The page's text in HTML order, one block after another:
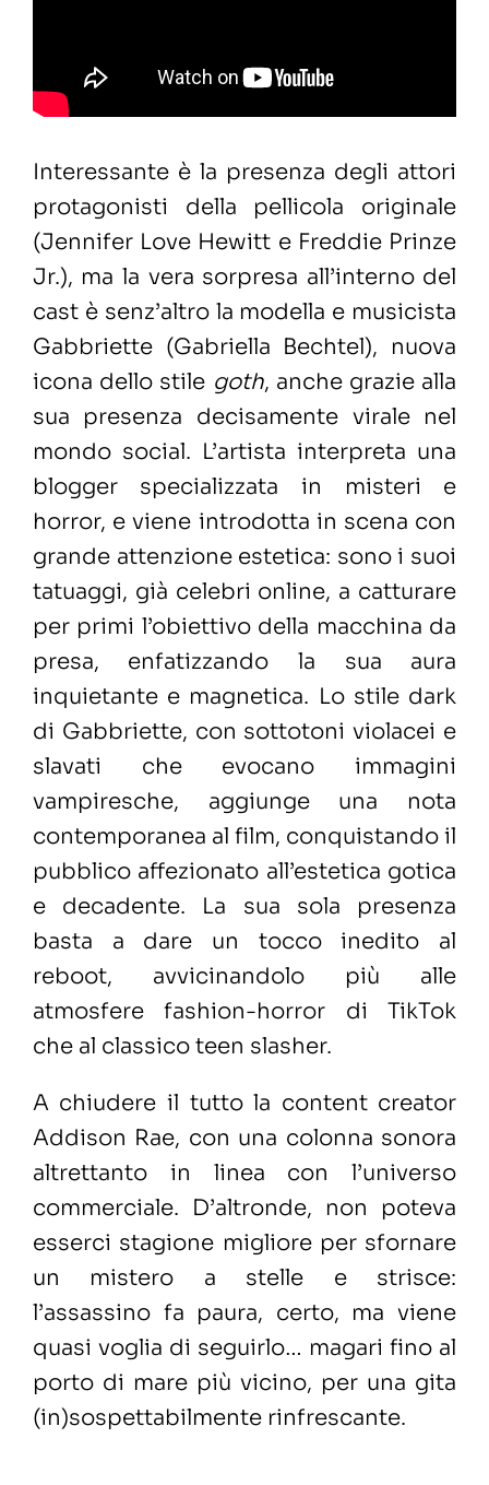
Interessante è la presenza degli attori
protagonisti della pellicola originale
(Jennifer Love Hewitt e Freddie Prinze
Jr.), ma la vera sorpresa all’interno del
cast è senz’altro la modella e musicista
Gabbriette (Gabriella Bechtel), nuova
icona dello stile goth, anche grazie alla
sua presenza decisamente virale nel
mondo social. L’artista interpreta una
blogger specializzata in misteri e
horror, e viene introdotta in scena con
grande attenzione estetica: sono i suoi
tatuaggi, già celebri online, a catturare
per primi l’obiettivo della macchina da
presa, enfatizzando la sua aura
inquietante e magnetica. Lo stile dark
di Gabbriette, con sottotoni violacei e
slavati che evocano immagini
vampiresche, aggiunge una nota
contemporanea al film, conquistando il
pubblico affezionato all’estetica gotica
e decadente. La sua sola presenza
basta a dare un tocco inedito al
reboot, avvicinandolo più alle
atmosfere fashion-horror di TikTok
che al classico teen slasher.
A chiudere il tutto la content creator
Addison Rae, con una colonna sonora
altrettanto in linea con l’universo
commerciale. D’altronde, non poteva
esserci stagione migliore per sfornare
un mistero a stelle e strisce:
l’assassino fa paura, certo, ma viene
quasi voglia di seguirlo… magari fino al
porto di mare più vicino, per una gita
(in)sospettabilmente rinfrescante.